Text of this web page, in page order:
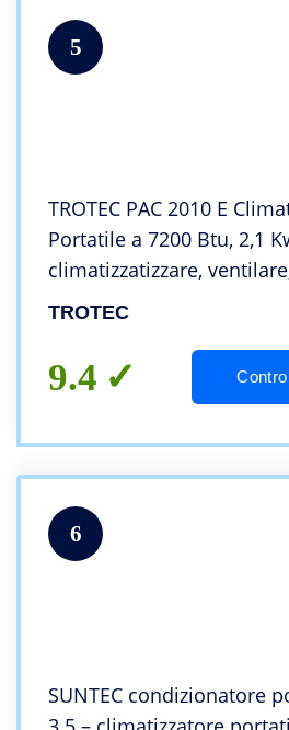
5
TROTEC PAC 2010 E
Portatile a 7200 Btu, 2,1
climatizzatizzare,
incluso AirLock 1000
TROTEC
9.4
6
SUNTEC condizionatore